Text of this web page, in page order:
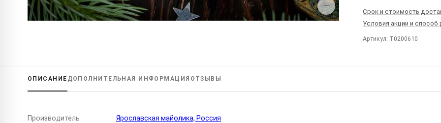
−
Срок и стоимость
Условия акции и способ
Артикул: T0200610
ОПИСАНИЕ ДОПОЛНИТЕЛЬНАЯ ИНФОРМАЦИЯ ОТЗЫВЫ
Производитель Ярославская майолика, Россия